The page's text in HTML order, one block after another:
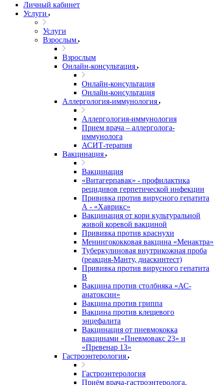
Личный кабинет
Услуги
Услуги
Взрослым
Взрослым
Онлайн-консультация
Онлайн-консультация
Онлайн-консультация
Аллергология-иммунология
Аллергология-иммунология
Прием врача – аллерголога-
иммунолога
АСИТ-терапия
Вакцинация
Вакцинация
«Витагерпавак» - профилактика
рецидивов герпетической инфекции
Прививка против вирусного гепатита
А - «Хаврикс»
Вакцинация от кори культуральной
живой коревой вакциной
Прививка против краснухи
Менингококковая вакцина «Менактра»
Туберкулиновая внутрикожная проба
(реакция-Манту, диаскинтест)
Прививка против вирусного гепатита
В
Вакцина против столбняка «АС-
анатоксин»
Вакцина против гриппа
Вакцина против клещевого
энцефалита
Вакцинация от пневмококка
вакцинами «Пневмовакс 23» и
«Превенар 13»
Гастроэнтерология
Гастроэнтерология
Приём врача-гастроэнтеролога,